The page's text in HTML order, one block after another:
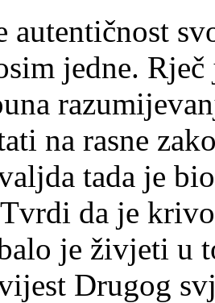
autentičnost
jedne.
na rasne
tada je
da je
je živjeti u
Drugog